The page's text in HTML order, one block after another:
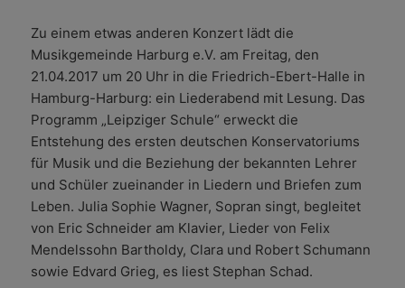
Zu einem etwas anderen Konzert lädt die
Musikgemeinde Harburg e.V. am Freitag, den
21.04.2017 um 20 Uhr in die Friedrich-Ebert-Halle in
Hamburg-Harburg: ein Liederabend mit Lesung. Das
Programm „Leipziger Schule“ erweckt die
Entstehung des ersten deutschen Konservatoriums
für Musik und die Beziehung der bekannten Lehrer
und Schüler zueinander in Liedern und Briefen zum
Leben. Julia Sophie Wagner, Sopran singt, begleitet
von Eric Schneider am Klavier, Lieder von Felix
Mendelssohn Bartholdy, Clara und Robert Schumann
sowie Edvard Grieg, es liest Stephan Schad.